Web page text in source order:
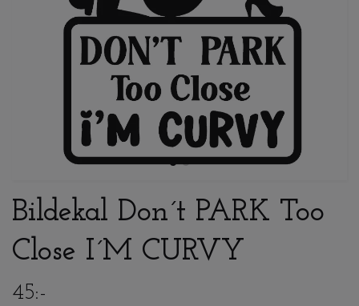
Bildekal Don´t PARK Too
Close I´M CURVY
45:-